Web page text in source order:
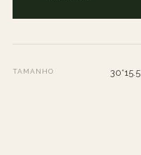
TAMANHO